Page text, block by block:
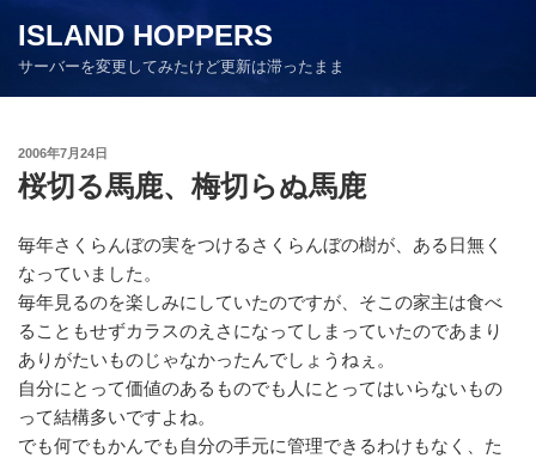
ン
ISLAND HOPPERS
サーバーを変更してみたけど更新は滞ったまま
投
稿
日:
2006年7月24日
桜切る馬鹿、梅切らぬ馬鹿
毎年さくらんぼの実をつけるさくらんぼの樹が、ある日無く
なっていました。
毎年見るのを楽しみにしていたのですが、そこの家主は食べ
ることもせずカラスのえさになってしまっていたのであまり
ありがたいものじゃなかったんでしょうねぇ。
自分にとって価値のあるものでも人にとってはいらないもの
って結構多いですよね。
でも何でもかんでも自分の手元に管理できるわけもなく、た